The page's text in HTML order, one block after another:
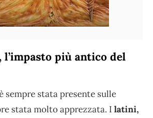
l’impasto più antico del
sempre stata presente sulle
stata molto apprezzata. I latini,